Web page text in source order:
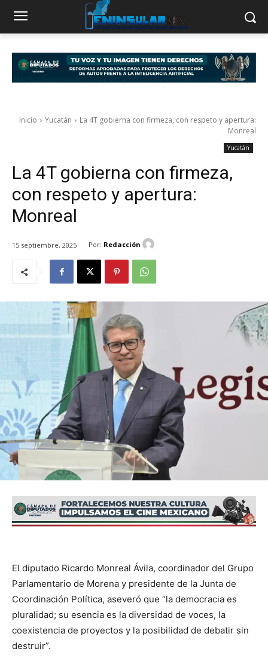
Inicio Yucatán
La 4T gobierna con firmeza, con respeto y apertura:
Monreal
Yucatán
La 4T gobierna con firmeza,
con respeto y apertura:
Monreal
15 septiembre, 2025 Por: Redacción
El diputado Ricardo Monreal Ávila, coordinador del Grupo
Parlamentario de Morena y presidente de la Junta de
Coordinación Política, aseveró que “la democracia es
pluralidad; su esencia es la diversidad de voces, la
coexistencia de proyectos y la posibilidad de debatir sin
destruir”.